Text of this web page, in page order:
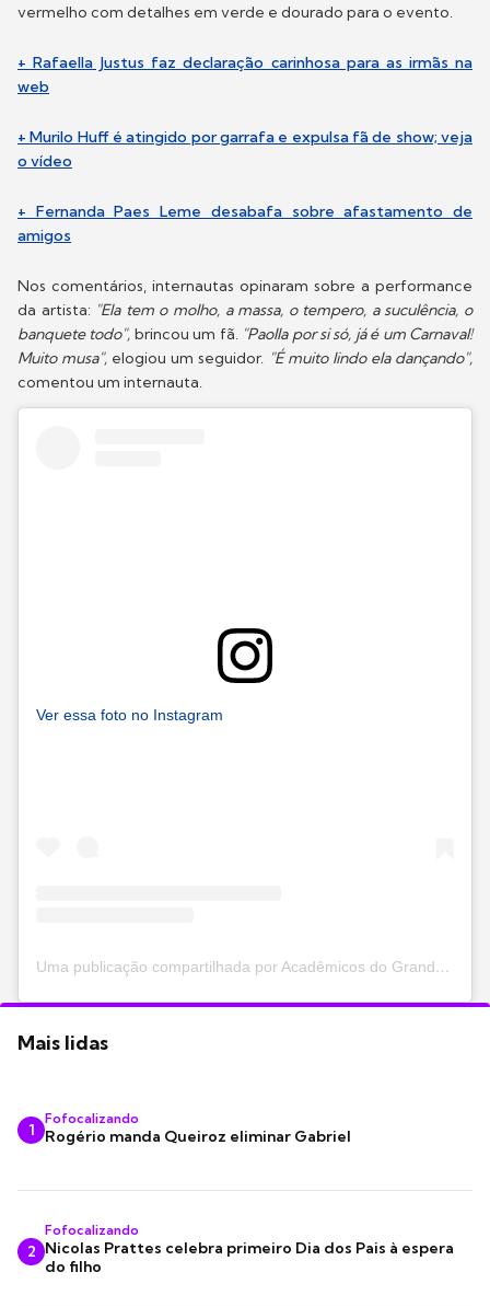
vermelho com detalhes em verde e dourado para o evento.
+ Rafaella Justus faz declaração carinhosa para as irmãs na
web
+ Murilo Huff é atingido por garrafa e expulsa fã de show; veja
o vídeo
+ Fernanda Paes Leme desabafa sobre afastamento de
amigos
Nos comentários, internautas opinaram sobre a performance
da artista: "Ela tem o molho, a massa, o tempero, a suculência, o
banquete todo", brincou um fã. "Paolla por si só, já é um Carnaval!
Muito musa", elogiou um seguidor. "É muito lindo ela dançando",
comentou um internauta.
Ver essa foto no Instagram
Uma publicação compartilhada por Acadêmicos do Grande Rio (@granderio)
Mais lidas
1
Fofocalizando
Rogério manda Queiroz eliminar Gabriel
2
Fofocalizando
Nicolas Prattes celebra primeiro Dia dos Pais à espera
do filho